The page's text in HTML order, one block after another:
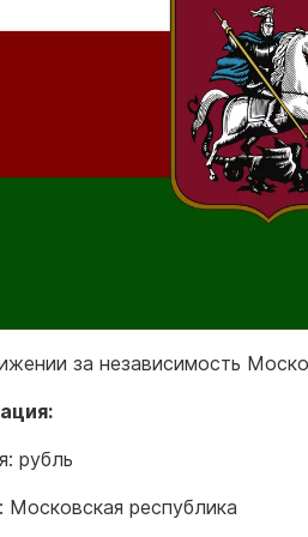
за независимость
рубль
Московская республика